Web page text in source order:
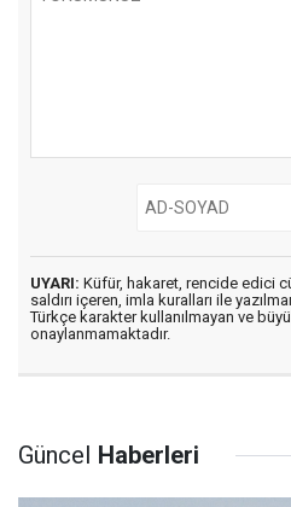
UYARI: Küfür, hakaret, rencide edici
saldırı içeren, imla kuralları ile
Türkçe karakter kullanılmayan ve
onaylanmamaktadır.
Güncel Haberleri